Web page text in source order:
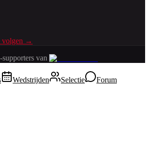
volgen →
van
Wedstrijden Selectie Forum